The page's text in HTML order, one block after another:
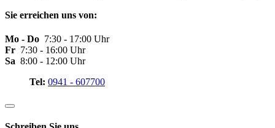
Sie erreichen uns von:
Mo - Do 7:30 - 17:00 Uhr
Fr 7:30 - 16:00 Uhr
Sa 8:00 - 12:00 Uhr
Tel: 0941 - 607700